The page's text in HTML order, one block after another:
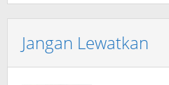
Jangan Lewatkan